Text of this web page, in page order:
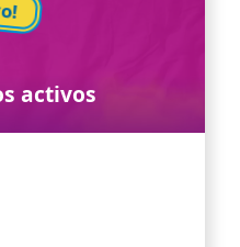
activos